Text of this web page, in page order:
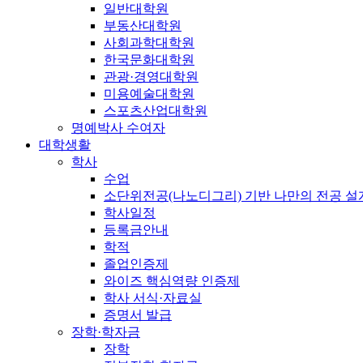
일반대학원
부동산대학원
사회과학대학원
한국문화대학원
관광·경영대학원
미용예술대학원
스포츠산업대학원
명예박사 수여자
대학생활
학사
수업
소단위전공(나노디그리) 기반 나만의 전공 설
학사일정
등록금안내
학적
졸업인증제
와이즈 핵심역량 인증제
학사 서식·자료실
증명서 발급
장학·학자금
장학